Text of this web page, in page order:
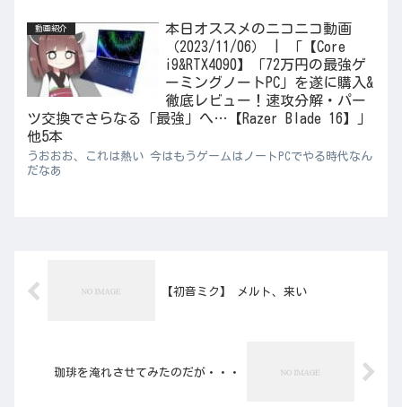
動画紹介
本日オススメのニコニコ動画
（2023/11/06） | 「【Core
i9&RTX4090】「72万円の最強ゲ
ーミングノートPC」を遂に購入&
徹底レビュー！速攻分解・パー
ツ交換でさらなる「最強」へ…【Razer Blade 16】」
他5本
うおおお、これは熱い 今はもうゲームはノートPCでやる時代なん
だなあ
【初音ミク】 メルト、来い
珈琲を淹れさせてみたのだが・・・